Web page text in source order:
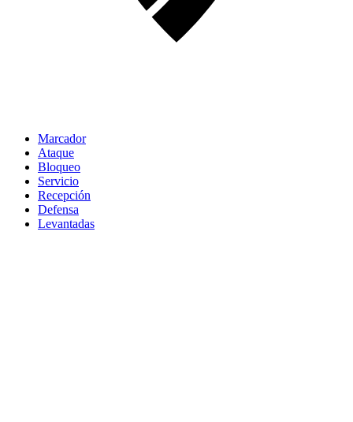
Marcador
Ataque
Bloqueo
Servicio
Recepción
Defensa
Levantadas